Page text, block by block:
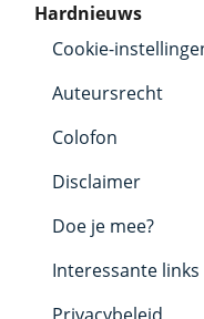
Hardnieuws
Cookie-
Auteursrecht
Colofon
Disclaimer
Doe je mee?
Interessante links